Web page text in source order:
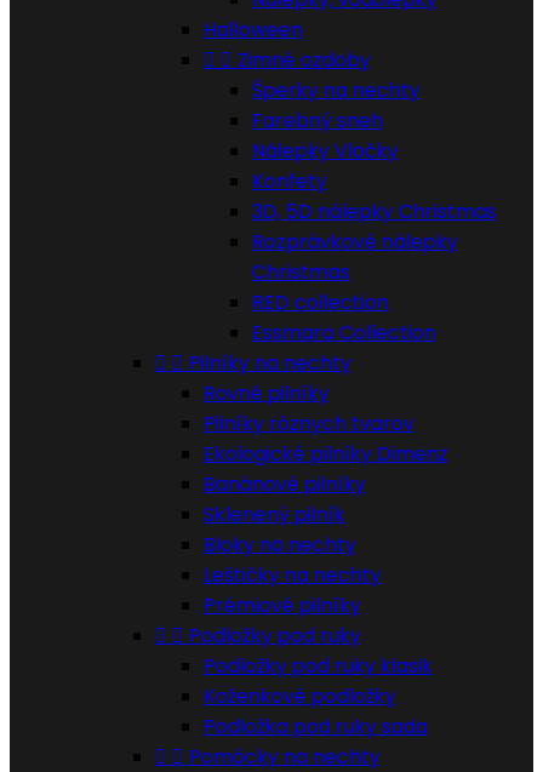
Halloween
  Zimné ozdoby
Šperky na nechty
Farebný sneh
Nálepky Vločky
Konfety
3D, 5D nálepky Christmas
Rozprávkové nálepky
Christmas
RED collection
Essmara Collection
  Pilníky na nechty
Rovné pilníky
Pilníky rôznych tvarov
Ekologické pilníky Dimenz
Banánové pilníky
Sklenený pilník
Bloky na nechty
Leštičky na nechty
Prémiové pilníky
  Podložky pod ruky
Podložky pod ruky klasik
Koženkové podložky
Podložka pod ruky sada
  Pomôcky na nechty